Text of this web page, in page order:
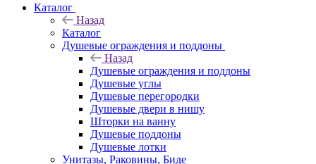
Каталог
Назад
Каталог
Душевые ограждения и поддоны
Назад
Душевые ограждения и поддоны
Душевые углы
Душевые перегородки
Душевые двери в нишу
Шторки на ванну
Душевые поддоны
Душевые лотки
Унитазы, Раковины, Биде